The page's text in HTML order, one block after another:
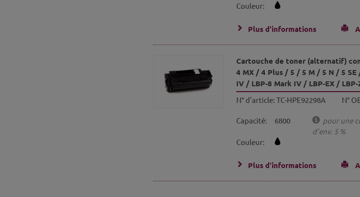
Couleur:
Plus d'informations
Cartouche de toner (alternatif)
4 MX / 4 Plus / 5 / 5 M / 5 N / 5 SE
IV / LBP-8 Mark IV / LBP-EX /
N° d'article: TC-HPE92298A N°
Capacité: 6800
pour une
d'env. 5 %
Couleur:
Plus d'informations